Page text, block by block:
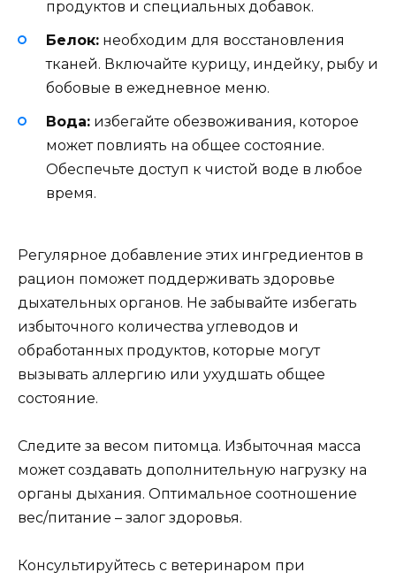
продуктов и специальных добавок.
Белок: необходим для восстановления
тканей. Включайте курицу, индейку, рыбу и
бобовые в ежедневное меню.
Вода: избегайте обезвоживания, которое
может повлиять на общее состояние.
Обеспечьте доступ к чистой воде в любое
время.
Регулярное добавление этих ингредиентов в
рацион поможет поддерживать здоровье
дыхательных органов. Не забывайте избегать
избыточного количества углеводов и
обработанных продуктов, которые могут
вызывать аллергию или ухудшать общее
состояние.
Следите за весом питомца. Избыточная масса
может создавать дополнительную нагрузку на
органы дыхания. Оптимальное соотношение
вес/питание – залог здоровья.
Консультируйтесь с ветеринаром при